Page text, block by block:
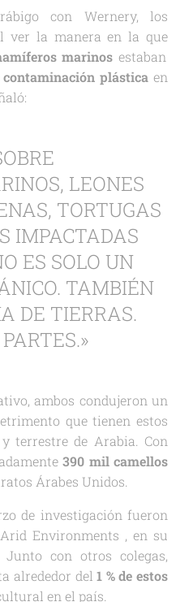
con Wernery, los
ver la manera en la que
marinos estaban
plástica en
LEONES
TORTUGAS
IMPACTADAS
ES SOLO UN
TAMBIÉN
DE TIERRAS.
ambos condujeron un
que tienen estos
terrestre de Arabia. Con
390 mil camellos
Árabes Unidos.
de investigación fueron
Environments , en su
con otros colegas,
alrededor del 1 % de estos
en el país.